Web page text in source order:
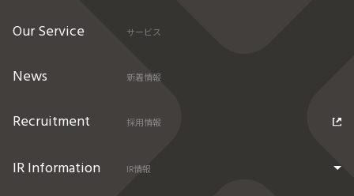
Our Service サービス
News 新着情報
Recruitment 採用情報
IR Information IR情報